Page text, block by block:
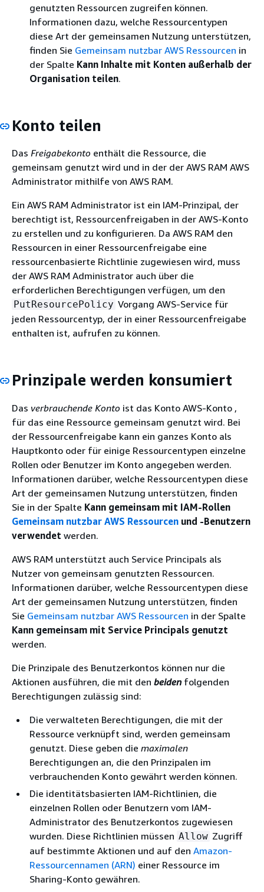
genutzten Ressourcen zugreifen können.
Informationen dazu, welche Ressourcentypen
diese Art der gemeinsamen Nutzung unterstützen,
finden Sie Gemeinsam nutzbar AWS Ressourcen in
der Spalte Kann Inhalte mit Konten außerhalb der
Organisation teilen.
Konto teilen
Das Freigabekonto enthält die Ressource, die
gemeinsam genutzt wird und in der der AWS RAM AWS
Administrator mithilfe von AWS RAM.
Ein AWS RAM Administrator ist ein IAM-Prinzipal, der
berechtigt ist, Ressourcenfreigaben in der AWS-Konto
zu erstellen und zu konfigurieren. Da AWS RAM den
Ressourcen in einer Ressourcenfreigabe eine
ressourcenbasierte Richtlinie zugewiesen wird, muss
der AWS RAM Administrator auch über die
erforderlichen Berechtigungen verfügen, um den
PutResourcePolicy Vorgang AWS-Service für
jeden Ressourcentyp, der in einer Ressourcenfreigabe
enthalten ist, aufrufen zu können.
Prinzipale werden konsumiert
Das verbrauchende Konto ist das Konto AWS-Konto ,
für das eine Ressource gemeinsam genutzt wird. Bei
der Ressourcenfreigabe kann ein ganzes Konto als
Hauptkonto oder für einige Ressourcentypen einzelne
Rollen oder Benutzer im Konto angegeben werden.
Informationen darüber, welche Ressourcentypen diese
Art der gemeinsamen Nutzung unterstützen, finden
Sie in der Spalte Kann gemeinsam mit IAM-Rollen
Gemeinsam nutzbar AWS Ressourcen und -Benutzern
verwendet werden.
AWS RAM unterstützt auch Service Principals als
Nutzer von gemeinsam genutzten Ressourcen.
Informationen darüber, welche Ressourcentypen diese
Art der gemeinsamen Nutzung unterstützen, finden
Sie Gemeinsam nutzbar AWS Ressourcen in der Spalte
Kann gemeinsam mit Service Principals genutzt
werden.
Die Prinzipale des Benutzerkontos können nur die
Aktionen ausführen, die mit den beiden folgenden
Berechtigungen zulässig sind:
Die verwalteten Berechtigungen, die mit der
Ressource verknüpft sind, werden gemeinsam
genutzt. Diese geben die maximalen
Berechtigungen an, die den Prinzipalen im
verbrauchenden Konto gewährt werden können.
Die identitätsbasierten IAM-Richtlinien, die
einzelnen Rollen oder Benutzern vom IAM-
Administrator des Benutzerkontos zugewiesen
wurden. Diese Richtlinien müssen Allow Zugriff
auf bestimmte Aktionen und auf den Amazon-
Ressourcennamen (ARN) einer Ressource im
Sharing-Konto gewähren.